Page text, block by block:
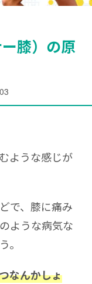
膝）の原
ような感じが
で、膝に痛み
ような病気な
。
なんかしょ